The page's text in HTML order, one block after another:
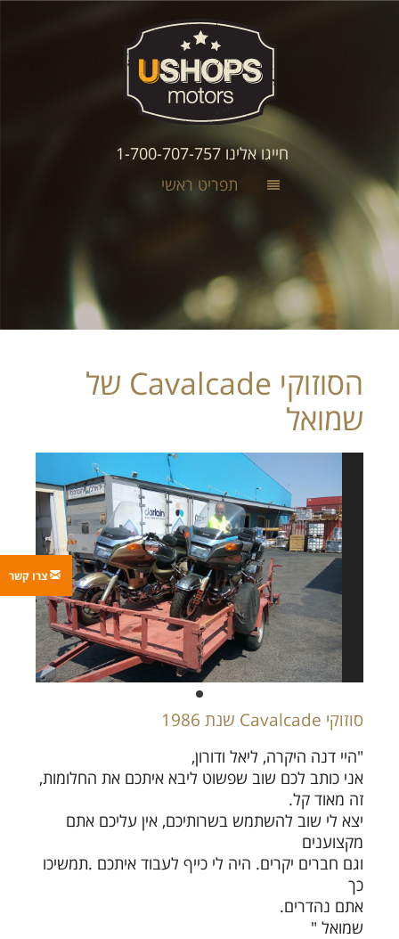
חייגו אלינו 1-700-707-757
תפריט ראשי
הסוזוקי Cavalcade של
שמואל
סוזוקי Cavalcade שנת 1986
"היי דנה היקרה, ליאל ודורון,
אני כותב לכם שוב שפשוט ליבא איתכם את החלומות,
זה מאוד קל.
יצא לי שוב להשתמש בשרותיכם, אין עליכם אתם
מקצוענים
וגם חברים יקרים. היה לי כייף לעבוד איתכם .תמשיכו
כך
אתם נהדרים.
שמואל "
צרו קשר